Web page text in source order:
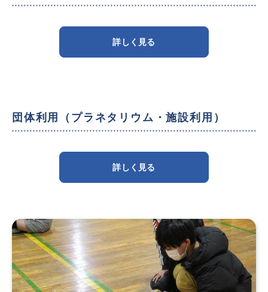
詳しく見る
団体利用（プラネタリウム・施設利用）
詳しく見る